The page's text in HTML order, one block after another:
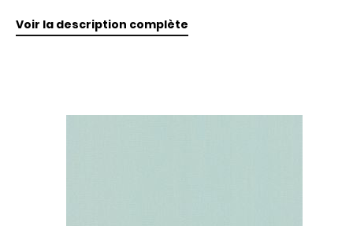
Voir la description complète